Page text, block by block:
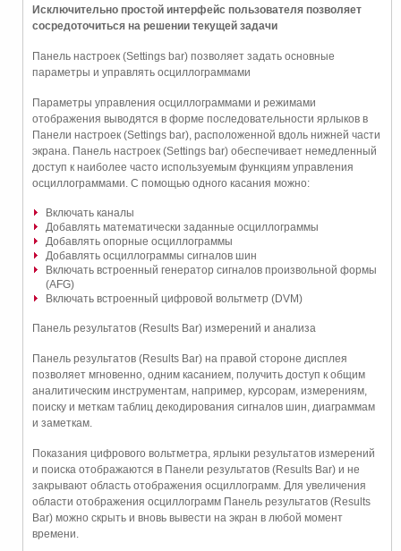
Исключительно простой интерфейс пользователя позволяет
сосредоточиться на решении текущей задачи
Панель настроек (Settings bar) позволяет задать основные
параметры и управлять осциллограммами
Параметры управления осциллограммами и режимами
отображения выводятся в форме последовательности ярлыков в
Панели настроек (Settings bar), расположенной вдоль нижней части
экрана. Панель настроек (Settings bar) обеспечивает немедленный
доступ к наиболее часто используемым функциям управления
осциллограммами. С помощью одного касания можно:
Включать каналы
Добавлять математически заданные осциллограммы
Добавлять опорные осциллограммы
Добавлять осциллограммы сигналов шин
Включать встроенный генератор сигналов произвольной формы
(AFG)
Включать встроенный цифровой вольтметр (DVM)
Панель результатов (Results Bar) измерений и анализа
Панель результатов (Results Bar) на правой стороне дисплея
позволяет мгновенно, одним касанием, получить доступ к общим
аналитическим инструментам, например, курсорам, измерениям,
поиску и меткам таблиц декодирования сигналов шин, диаграммам
и заметкам.
Показания цифрового вольтметра, ярлыки результатов измерений
и поиска отображаются в Панели результатов (Results Bar) и не
закрывают область отображения осциллограмм. Для увеличения
области отображения осциллограмм Панель результатов (Results
Bar) можно скрыть и вновь вывести на экран в любой момент
времени.